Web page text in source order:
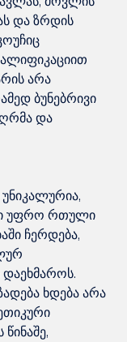
და ზრდის
არა
ბუნებრივი
და
უფრო რთული
ჩერდება,
ხდება არა